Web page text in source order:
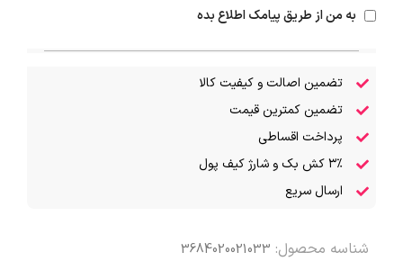
به من از طریق پیامک اطلاع بده
تضمین اصالت و کیفیت کالا
تضمین کمترین قیمت
پرداخت اقساطی
۳٪ کش بک و شارژ کیف پول
ارسال سریع
شناسه محصول: 3684020021033